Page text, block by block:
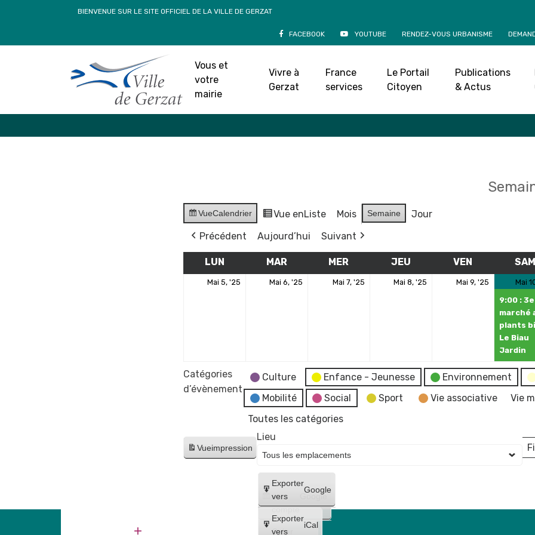
BIENVENUE SUR LE SITE OFFICIEL DE LA VILLE DE GERZAT
FACEBOOK YOUTUBE RENDEZ-VOUS URBANISME
Vous et
votre
mairie
Vivre à
Gerzat
France
services
Le Portail
Citoyen
Publications
& Actus
Accueil»Agenda
VueCalendrier Vue enListe Mois Semaine
Jour
Précédent
Aujourd’hui Suivant
LUN MARMARDI MER MERCREDIJEU VEN VENDREDISAM
Mai 5, '25 Mai 6, '25 Mai 7, '25 Mai 8, '25 Mai 9, '25
mai
2025
Mai
9:00 : 3e
marché
plants
Le Biau
Jardin
Catégories
d’évènement
Culture Enfance - Jeunesse Environnement
Mobilité
Social Sport Vie associative
Vie
Toutes les catégories
Vueimpression
Créer
un
compte
Google
Créer
Exporter
vers
Google
Exporter
vers
iCal
Lieu